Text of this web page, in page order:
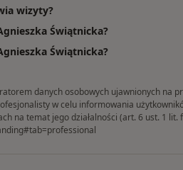
wizyty?
Świątnicka?
Świątnicka?
danych osobowych ujawnionych na
w celu informowania
na temat jego działalności (art. 6 ust. 1